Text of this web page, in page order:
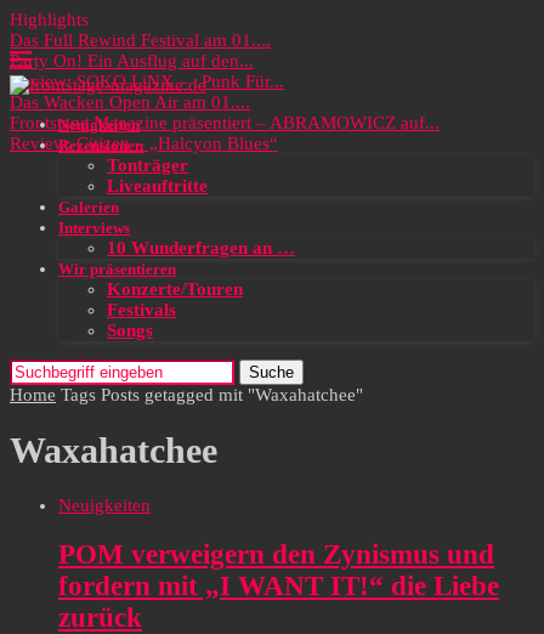
Highlights
Das Full Rewind Festival am 01....
Party On! Ein Ausflug auf den...
Review: SOKO LiNX – „Punk Für...
Das Wacken Open Air am 01....
Frontstage Magazine präsentiert – ABRAMOWICZ auf...
Review: Citizen – „Halcyon Blues“
Neuigkeiten
Rezensionen
Tonträger
Liveauftritte
Galerien
Interviews
10 Wunderfragen an …
Wir präsentieren
Konzerte/Touren
Festivals
Songs
Suche
Home Tags Posts getagged mit "Waxahatchee"
Waxahatchee
Neuigkeiten
POM verweigern den Zynismus und
fordern mit „I WANT IT!“ die Liebe
zurück